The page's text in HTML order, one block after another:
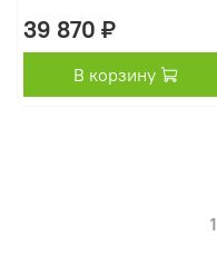
39 870 ₽
В корзину
1